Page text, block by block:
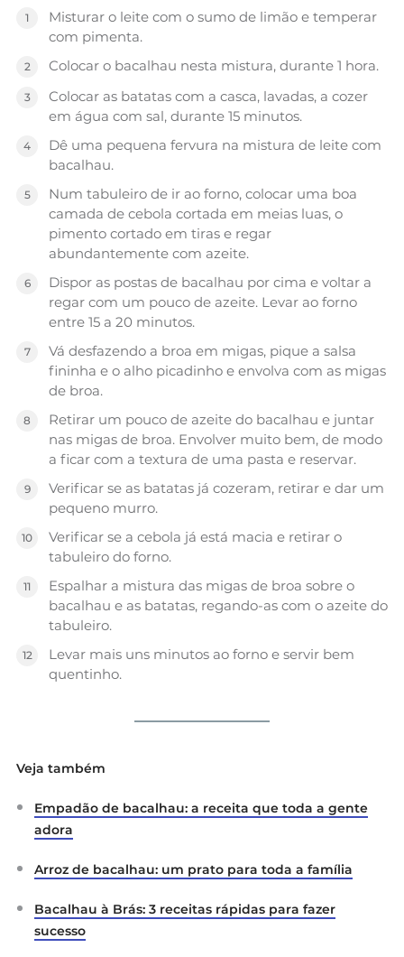
Misturar o leite com o sumo de limão e temperar
com pimenta.
Colocar o bacalhau nesta mistura, durante 1 hora.
Colocar as batatas com a casca, lavadas, a cozer
em água com sal, durante 15 minutos.
Dê uma pequena fervura na mistura de leite com
bacalhau.
Num tabuleiro de ir ao forno, colocar uma boa
camada de cebola cortada em meias luas, o
pimento cortado em tiras e regar
abundantemente com azeite.
Dispor as postas de bacalhau por cima e voltar a
regar com um pouco de azeite. Levar ao forno
entre 15 a 20 minutos.
Vá desfazendo a broa em migas, pique a salsa
fininha e o alho picadinho e envolva com as migas
de broa.
Retirar um pouco de azeite do bacalhau e juntar
nas migas de broa. Envolver muito bem, de modo
a ficar com a textura de uma pasta e reservar.
Verificar se as batatas já cozeram, retirar e dar um
pequeno murro.
Verificar se a cebola já está macia e retirar o
tabuleiro do forno.
Espalhar a mistura das migas de broa sobre o
bacalhau e as batatas, regando-as com o azeite do
tabuleiro.
Levar mais uns minutos ao forno e servir bem
quentinho.
Veja também
Empadão de bacalhau: a receita que toda a gente
adora
Arroz de bacalhau: um prato para toda a família
Bacalhau à Brás: 3 receitas rápidas para fazer
sucesso